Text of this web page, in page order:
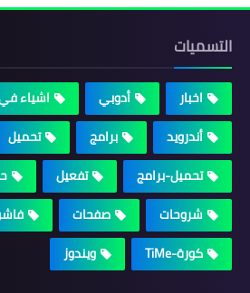
التسميات
اخبار أدوبي
اشياء
أندرويد
برامج تحميل
تحميل-برامج
تفعيل
شروحات
صفحات
كورة-TiMe
ويندوز